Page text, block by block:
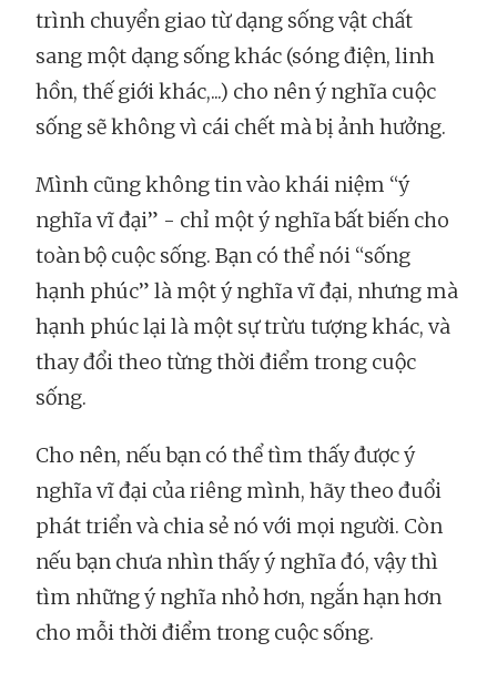
trình chuyển giao từ dạng sống vật chất
sang một dạng sống khác (sóng điện, linh
hồn, thế giới khác,...) cho nên ý nghĩa cuộc
sống sẽ không vì cái chết mà bị ảnh hưởng.
Mình cũng không tin vào khái niệm “ý
nghĩa vĩ đại” - chỉ một ý nghĩa bất biến cho
toàn bộ cuộc sống. Bạn có thể nói “sống
hạnh phúc” là một ý nghĩa vĩ đại, nhưng mà
hạnh phúc lại là một sự trừu tượng khác, và
thay đổi theo từng thời điểm trong cuộc
sống.
Cho nên, nếu bạn có thể tìm thấy được ý
nghĩa vĩ đại của riêng mình, hãy theo đuổi
phát triển và chia sẻ nó với mọi người. Còn
nếu bạn chưa nhìn thấy ý nghĩa đó, vậy thì
tìm những ý nghĩa nhỏ hơn, ngắn hạn hơn
cho mỗi thời điểm trong cuộc sống.